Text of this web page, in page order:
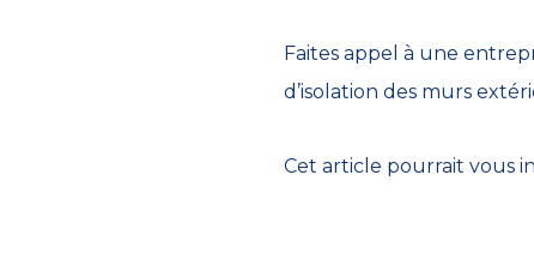
Faites appel à une
d’isolation des murs
Cet article pourrait vous